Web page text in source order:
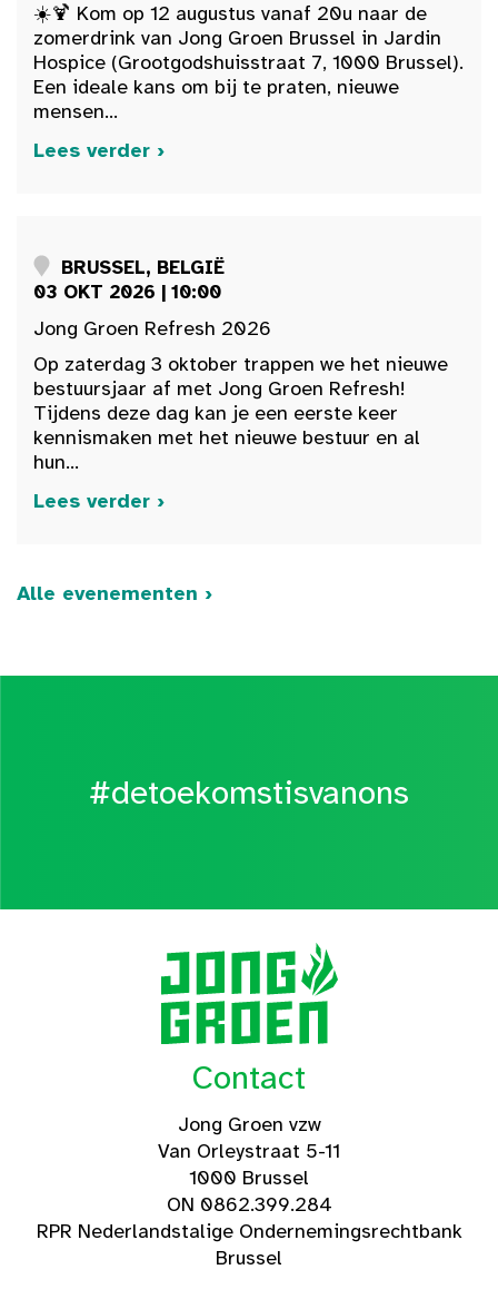
☀️🍹 Kom op 12 augustus vanaf 20u naar de
zomerdrink van Jong Groen Brussel in Jardin
Hospice (Grootgodshuisstraat 7, 1000 Brussel).
Een ideale kans om bij te praten, nieuwe
mensen...
Lees verder ›
BRUSSEL, BELGIË
03 OKT 2026 | 10:00
Jong Groen Refresh 2026
Op zaterdag 3 oktober trappen we het nieuwe
bestuursjaar af met Jong Groen Refresh!
Tijdens deze dag kan je een eerste keer
kennismaken met het nieuwe bestuur en al
hun...
Lees verder ›
Alle evenementen ›
#detoekomstisvanons
Contact
Jong Groen vzw
Van Orleystraat 5-11
1000 Brussel
ON 0862.399.284
RPR Nederlandstalige Ondernemingsrechtbank
Brussel